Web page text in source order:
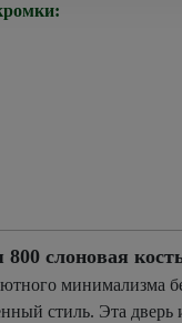
слоновая
минимализма
стиль. Эта